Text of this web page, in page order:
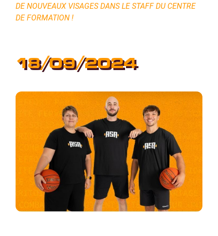
DE NOUVEAUX VISAGES DANS LE STAFF DU CENTRE
DE FORMATION !
18/09/2024